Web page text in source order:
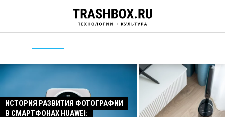
ИСТОРИЯ РАЗВИТИЯ ФОТОГРАФИИ
В СМАРТФОНАХ HUAWEI: